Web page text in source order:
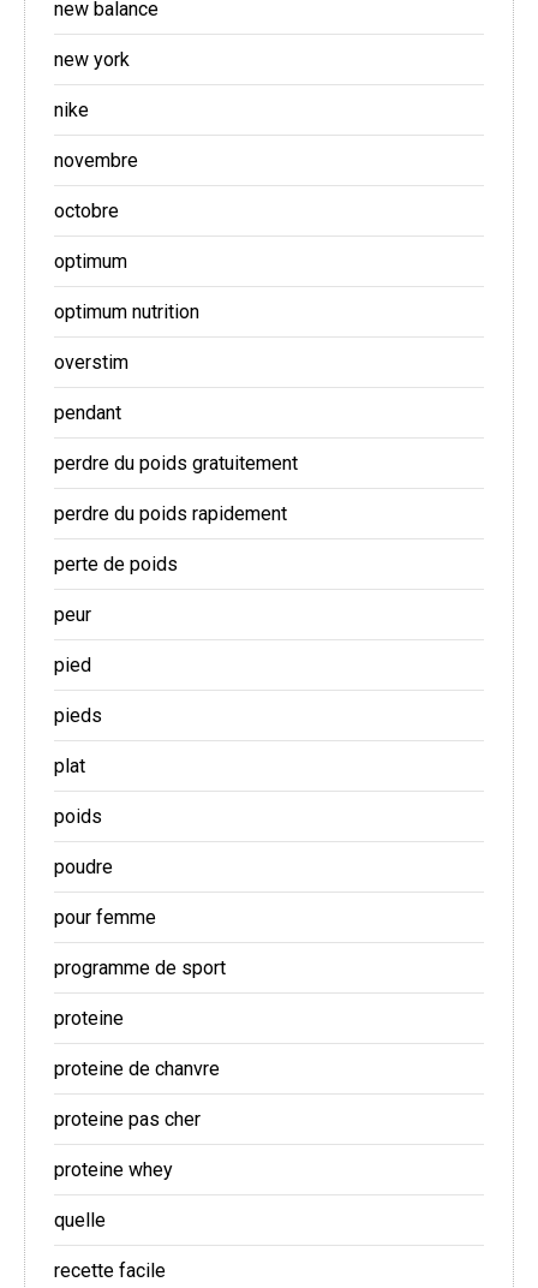
new balance
new york
nike
novembre
octobre
optimum
optimum nutrition
overstim
pendant
perdre du poids gratuitement
perdre du poids rapidement
perte de poids
peur
pied
pieds
plat
poids
poudre
pour femme
programme de sport
proteine
proteine de chanvre
proteine pas cher
proteine whey
quelle
recette facile